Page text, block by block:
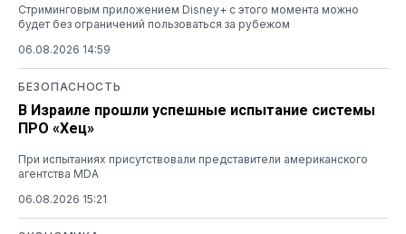
Стриминговым приложением Disney+ с этого момента можно
будет без ограничений пользоваться за рубежом
06.08.2026 14:59
БЕЗОПАСНОСТЬ
В Израиле прошли успешные испытание системы
ПРО «Хец»
При испытаниях присутствовали представители американского
агентства MDA
06.08.2026 15:21